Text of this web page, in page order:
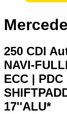
250 CDI
NAVI-
ECC | PDC
17''ALU*